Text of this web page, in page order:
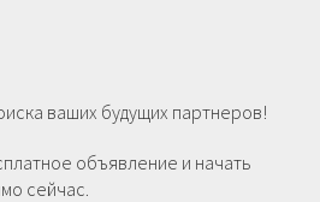
ваших будущих партнеров!
объявление и начать
сейчас.